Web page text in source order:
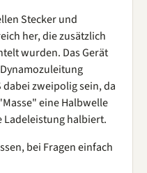
Stecker und
her, die zusätzlich
wurden. Das Gerät
zweipolig sein, da
eine Halbwelle
Ladeleistung halbiert.
bei Fragen einfach